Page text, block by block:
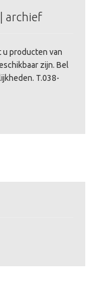
archief
u producten van
zijn. Bel
T.038-